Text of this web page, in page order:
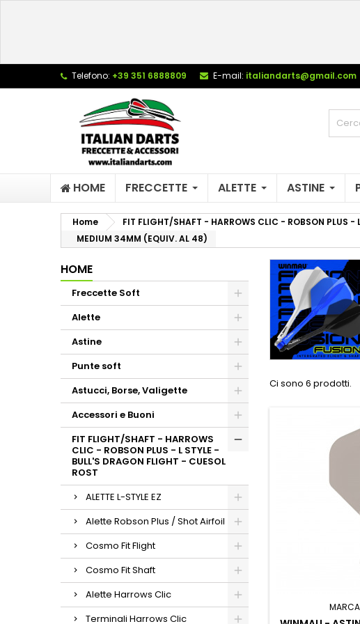
Telefono: +39 351 6888809 E-mail: italiandarts@gmail.com
HOME FRECCETTE ALETTE ASTINE
Home FIT FLIGHT/SHAFT - HARROWS CLIC - ROBSON PLUS -
MEDIUM 34MM (EQUIV. AL 48)
HOME
Freccette Soft
Alette
Astine
Punte soft
Astucci, Borse, Valigette
Accessori e Buoni
FIT FLIGHT/SHAFT - HARROWS
CLIC - ROBSON PLUS - L STYLE -
BULL'S DRAGON FLIGHT - CUESOL
ROST
ALETTE L-STYLE EZ
Alette Robson Plus / Shot Airfoil
Cosmo Fit Flight
Cosmo Fit Shaft
Alette Harrows Clic
Terminali Harrows Clic
Ci sono 6 prodotti.
Le
add_circle_outline Crea
Crea
Nome lista
Devi avere
dei desideri.